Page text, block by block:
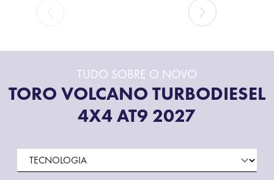
TUDO SOBRE O NOVO
TORO VOLCANO TURBODIESEL
4X4 AT9 2027